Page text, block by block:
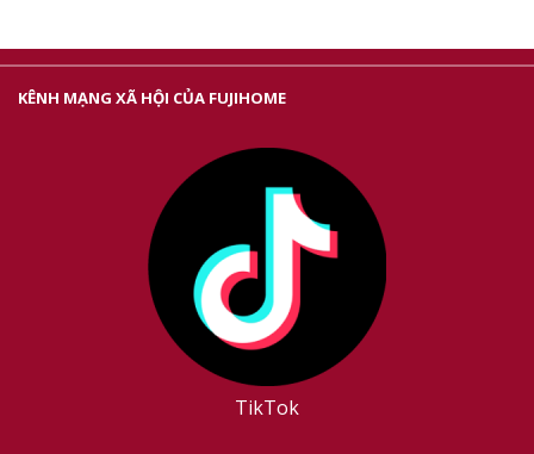
KÊNH MẠNG XÃ HỘI CỦA FUJIHOME
TikTok